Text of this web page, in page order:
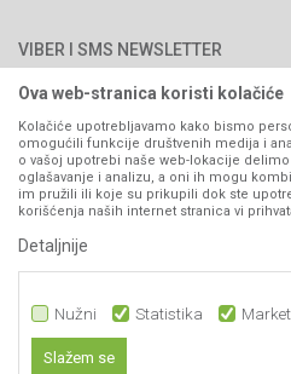
Kontakt
Pravo na odustajanje
Reklamacije
Povraćaj sredstava
Zamjena artikala
Plaćanje karticama
VIBER I SMS NEWSLETTER
PRATITE NAS
Ova web-stranica koristi kolačiće
Kolačiće upotrebljavamo kako bismo
omogućili funkcije društvenih medija i
o vašoj upotrebi naše web-lokacije
oglašavanje i analizu, a oni ih mogu
im pružili ili koje su prikupili dok ste
korišćenja naših internet stranica vi
Detaljnije
Nužni Statistika
Slažem se